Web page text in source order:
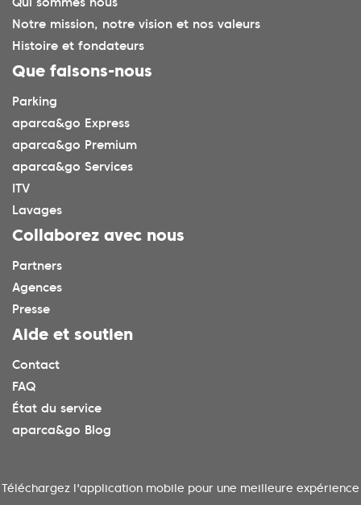
Notre mission, notre vision et nos valeurs
Histoire et fondateurs
Que faisons-nous
Parking
aparca&go Express
aparca&go Premium
aparca&go Services
ITV
Lavages
Collaborez avec nous
Partners
Agences
Presse
Aide et soutien
Contact
FAQ
État du service
aparca&go Blog
Téléchargez l'application mobile pour une meilleure expérience